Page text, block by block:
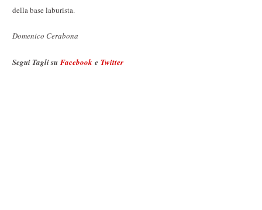
della base laburista.
Domenico Cerabona
Segui Tagli su Facebook e Twitter